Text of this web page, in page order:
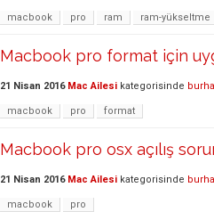
macbook pro ram ram-yükseltme
Macbook pro format için
21 Nisan 2016 Mac Ailesi kategorisinde
macbook pro format
Macbook pro osx açılış
21 Nisan 2016 Mac Ailesi kategorisinde
macbook pro